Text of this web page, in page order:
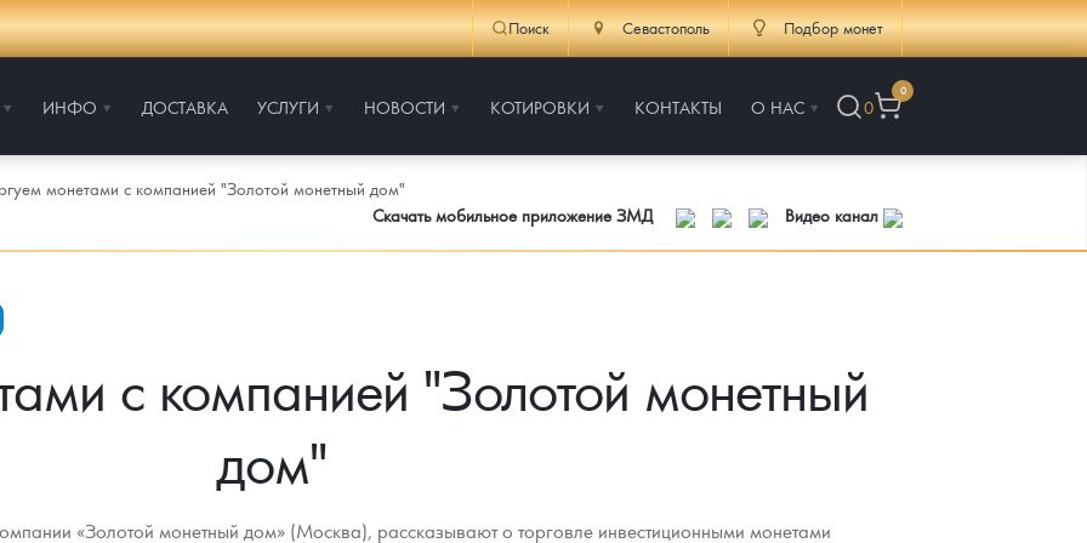
Поиск Севастополь Подбор монет
ИНФО ДОСТАВКА УСЛУГИ НОВОСТИ КОТИРОВКИ КОНТАКТЫ О НАС 0
0
монетами с компанией "Золотой монетный дом"
Скачать мобильное приложение ЗМД
Видео канал
с компанией "Золотой монетный
дом"
«Золотой монетный дом» (Москва), рассказывают о торговле инвестиционными монетами